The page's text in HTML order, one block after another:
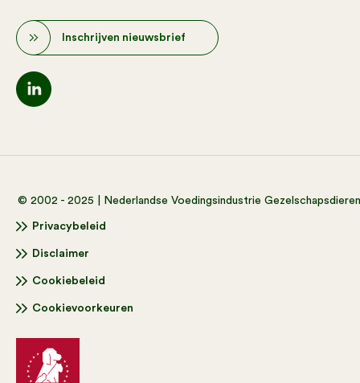
Inschrijven nieuwsbrief
© 2002 - 2025 | Nederlandse Voedingsindustrie
Privacybeleid
Disclaimer
Cookiebeleid
Cookievoorkeuren